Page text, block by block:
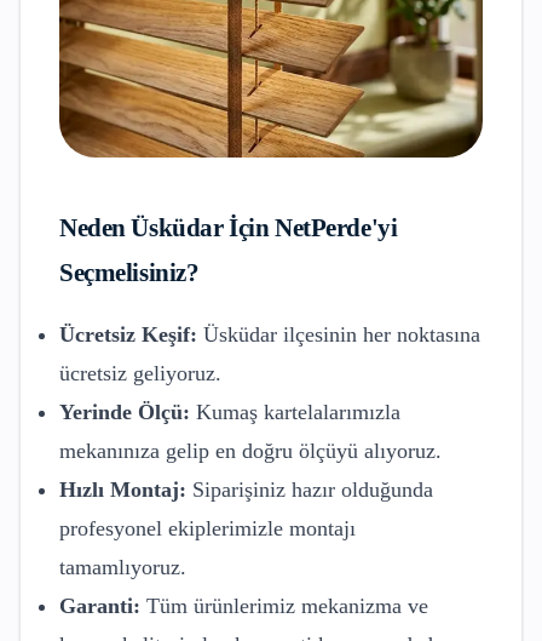
NedenÜsküdarİçin NetPerde'yi
Seçmelisiniz?
Ücretsiz Keşif: Üsküdar ilçesinin her noktasına
ücretsiz geliyoruz.
Yerinde Ölçü: Kumaş kartelalarımızla
mekanınıza gelip en doğru ölçüyü alıyoruz.
Hızlı Montaj: Siparişiniz hazır olduğunda
profesyonel ekiplerimizle montajı
tamamlıyoruz.
Garanti: Tüm ürünlerimiz mekanizma ve